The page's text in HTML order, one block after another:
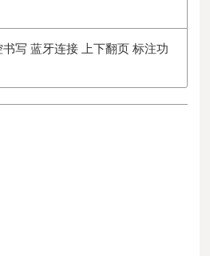
写 蓝牙连接 上下翻页 标注功